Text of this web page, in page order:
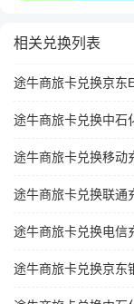
相关兑换列表
途牛商旅卡兑换京东
途牛商旅卡兑换中石
途牛商旅卡兑换移动
途牛商旅卡兑换联通
途牛商旅卡兑换电信
途牛商旅卡兑换京东